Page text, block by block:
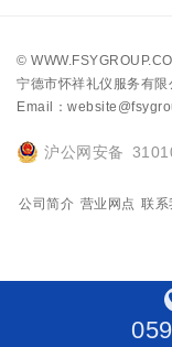
©
宁德市怀祥礼仪服务有
Email：
沪公网安备
公司简介 营业网点 联系